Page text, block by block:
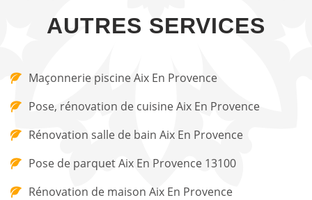
AUTRES SERVICES
Maçonnerie piscine Aix En Provence
Pose, rénovation de cuisine Aix En Provence
Rénovation salle de bain Aix En Provence
Pose de parquet Aix En Provence 13100
Rénovation de maison Aix En Provence